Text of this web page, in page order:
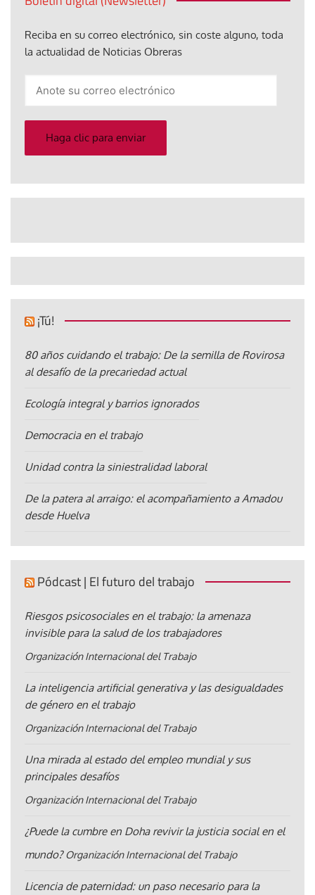
Reciba en su correo electrónico, sin coste alguno, toda
la actualidad de Noticias Obreras
electrónico
Haga clic para enviar
¡Tú!
80 años cuidando el trabajo: De la semilla de Rovirosa
al desafío de la precariedad actual
Ecología integral y barrios ignorados
Democracia en el trabajo
Unidad contra la siniestralidad laboral
De la patera al arraigo: el acompañamiento a Amadou
desde Huelva
Pódcast | El futuro del trabajo
Riesgos psicosociales en el trabajo: la amenaza
invisible para la salud de los trabajadores
Organización Internacional del Trabajo
La inteligencia artificial generativa y las desigualdades
de género en el trabajo
Organización Internacional del Trabajo
Una mirada al estado del empleo mundial y sus
principales desafíos
Organización Internacional del Trabajo
¿Puede la cumbre en Doha revivir la justicia social en el
mundo? Organización Internacional del Trabajo
Licencia de paternidad: un paso necesario para la